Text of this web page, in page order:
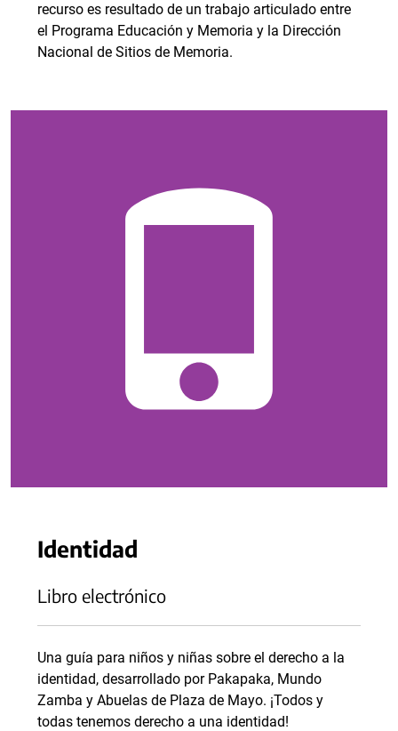
recurso es resultado de un trabajo articulado entre
el Programa Educación y Memoria y la Dirección
Nacional de Sitios de Memoria.
Identidad
Libro electrónico
Una guía para niños y niñas sobre el derecho a la
identidad, desarrollado por Pakapaka, Mundo
Zamba y Abuelas de Plaza de Mayo. ¡Todos y
todas tenemos derecho a una identidad!